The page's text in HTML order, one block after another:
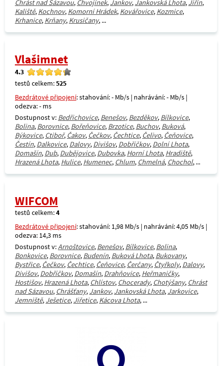
Chrást nad Sázavou, Chvojínek, Jankov, Jankovská Lhota, Jiřín,
Kaliště, Kochnov, Komorní Hrádek, Kovářovice, Kozmice,
Krhanice, Krňany, Krusičany, ...
Vlašimnet
4.3
testů celkem:525
Bezdrátové připojení: stahování: - Mb/s | nahrávání: - Mb/s |
odezva: - ms
Dostupnost v: Bedřichovice, Benešov, Bezděkov, Bílkovice,
Bolina, Borovnice, Bořeňovice, Brzotice, Buchov, Buková,
Býkovice, Ctiboř, Čakov, Čečkov, Čechtice, Čelivo, Čeňovice,
Čestín, Dalkovice, Dalovy, Divišov, Dobříčkov, Dolní Lhota,
Domašín, Dub, Dubějovice, Dubovka, Horní Lhota, Hradiště,
Hrazená Lhota, Hulice, Humenec, Chlum, Chmelná, Chochol, ...
WIFCOM
testů celkem:4
Bezdrátové připojení: stahování: 1,98 Mb/s | nahrávání: 4,05 Mb/s |
odezva: 14,3 ms
Dostupnost v:Arnoštovice, Benešov, Bílkovice, Bolina,
Bonkovice, Borovnice, Budenín, Buková Lhota, Bukovany,
Bystřice, Čečkov, Čechtice, Čeňovice, Čerčany, Čtyřkoly, Dalovy,
Divišov, Dobříčkov, Domašín, Drahňovice, Heřmaničky,
Hostišov, Hrazená Lhota, Chlístov, Chocerady, Chotýšany, Chrást
nad Sázavou, Chrášťany, Jankov, Jankovská Lhota, Jarkovice,
Jemniště, Ješetice, Jiřetice, Kácova Lhota, ...